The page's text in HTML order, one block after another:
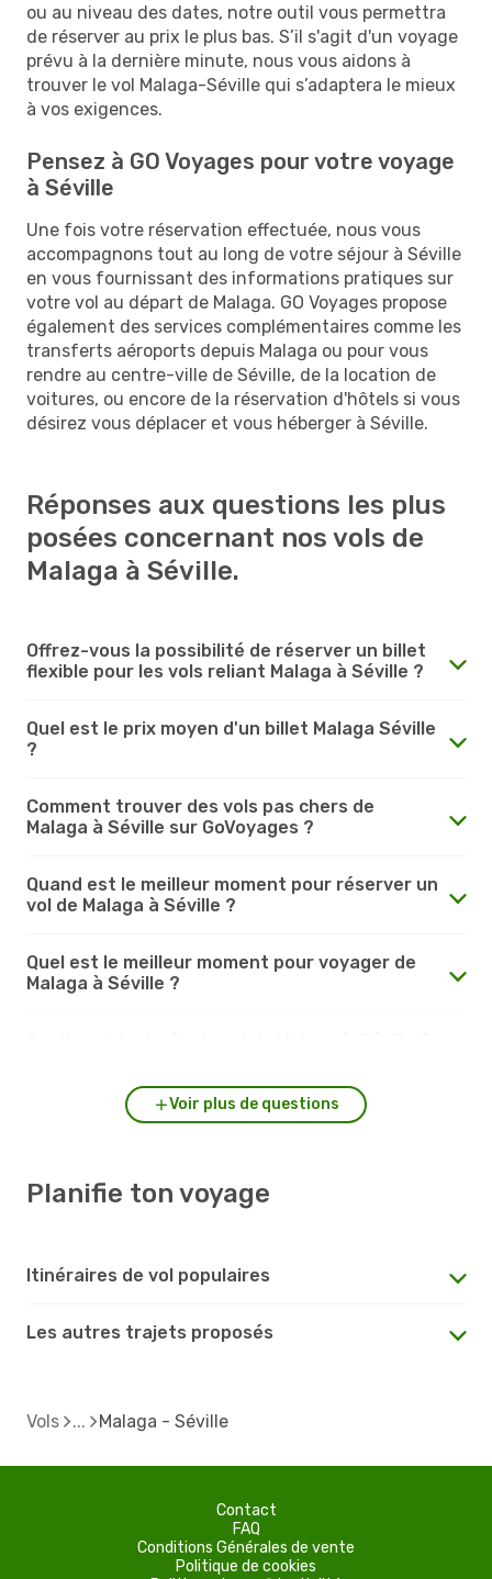
ou au niveau des dates, notre outil vous permettra
de réserver au prix le plus bas. S’il s'agit d'un voyage
prévu à la dernière minute, nous vous aidons à
trouver le vol Malaga-Séville qui s’adaptera le mieux
à vos exigences.
Pensez à GO Voyages pour votre voyage
à Séville
Une fois votre réservation effectuée, nous vous
accompagnons tout au long de votre séjour à Séville
en vous fournissant des informations pratiques sur
votre vol au départ de Malaga. GO Voyages propose
également des services complémentaires comme les
transferts aéroports depuis Malaga ou pour vous
rendre au centre-ville de Séville, de la location de
voitures, ou encore de la réservation d'hôtels si vous
désirez vous déplacer et vous héberger à Séville.
Réponses aux questions les plus
posées concernant nos vols de
Malaga à Séville.
Offrez-vous la possibilité de réserver un billet
flexible pour les vols reliant Malaga à Séville ?
Quel est le prix moyen d'un billet Malaga Séville
?
Comment trouver des vols pas chers de
Malaga à Séville sur GoVoyages ?
Quand est le meilleur moment pour réserver un
vol de Malaga à Séville ?
Quel est le meilleur moment pour voyager de
Malaga à Séville ?
Voir plus de questions
Planifie ton voyage
Itinéraires de vol populaires
Les autres trajets proposés
Vols Malaga - Séville
Contact
FAQ
Conditions Générales de vente
Politique de cookies